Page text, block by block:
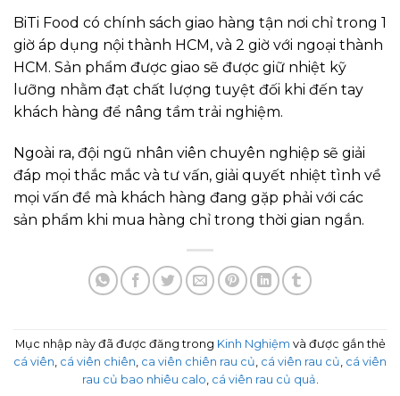
BiTi Food có chính sách giao hàng tận nơi chỉ trong 1
giờ áp dụng nội thành HCM, và 2 giờ với ngoại thành
HCM. Sản phẩm được giao sẽ được giữ nhiệt kỹ
lưỡng nhằm đạt chất lượng tuyệt đối khi đến tay
khách hàng để nâng tầm trải nghiệm.
Ngoài ra, đội ngũ nhân viên chuyên nghiệp sẽ giải
đáp mọi thắc mắc và tư vấn, giải quyết nhiệt tình về
mọi vấn đề mà khách hàng đang gặp phải với các
sản phẩm khi mua hàng chỉ trong thời gian ngắn.
Mục nhập này đã được đăng trong Kinh Nghiệm và được gắn thẻ
cá viên cá viên chiên ca viên chiên rau củ cá viên rau củ cá viên
rau củ bao nhiêu calo cá viên rau củ quả